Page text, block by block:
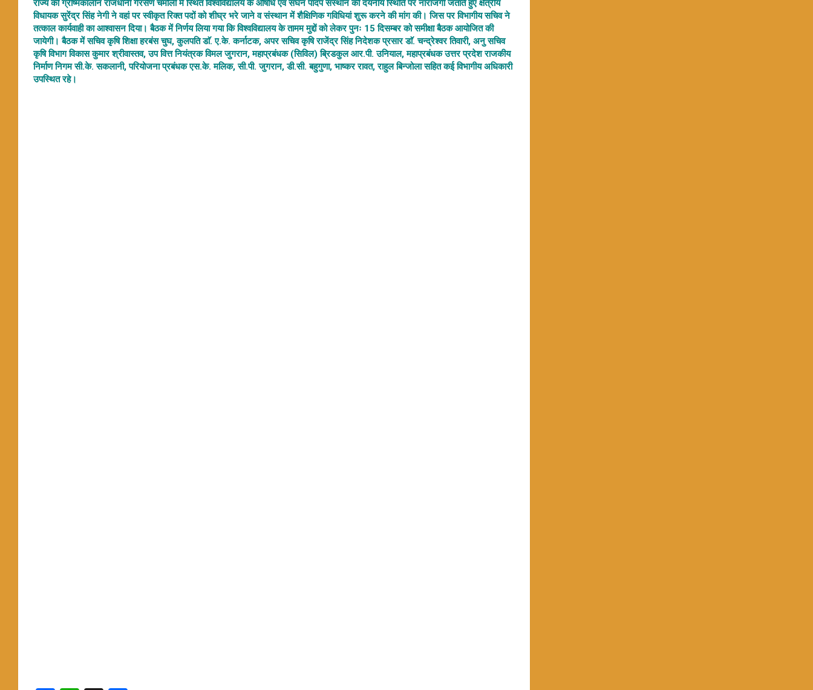
राज्य की ग्रीष्मकालीन राजधानी गैरसैंण चमोली में स्थित विश्वविद्यालय के औषधि एवं सघन पादप संस्थान की दयनीय स्थिति पर नाराजगी जताते हुए क्षेत्रीय
विधायक सुरेंद्र सिंह नेगी ने वहां पर स्वीकृत रिक्त पदों को शीघ्र भरे जाने व संस्थान में शैक्षिणिक गविधियां शुरू करने की मांग की। जिस पर विभागीय सचिव ने
तत्काल कार्यवाही का आश्वासन दिया। बैठक में निर्णय लिया गया कि विश्वविद्यालय के तामम मुद्दों को लेकर पुनः 15 दिसम्बर को समीक्षा बैठक आयोजित की
जायेगी। बैठक में सचिव कृषि शिक्षा हरबंस चुघ, कुलपति डाॅ. ए.के. कर्नाटक, अपर सचिव कृषि राजेंद्र सिंह निदेशक प्रसार डाॅ. चन्द्रेश्वर तिवारी, अनु सचिव
कृषि विभाग विकास कुमार श्रीवास्तव, उप वित्त नियंत्रक विमल जुगरान, महाप्रबंधक (सिविल) ब्रिडकुल आर.पी. उनियाल, महाप्रबंधक उत्तर प्रदेश राजकीय
निर्माण निगम सी.के. सकलानी, परियोजना प्रबंधक एस.के. मलिक, सी.पी. जुगरान, डी.सी. बहुगुणा, भाष्कर रावत, राहुल बिन्जोला सहित कई विभागीय अधिकारी
उपस्थित रहे।